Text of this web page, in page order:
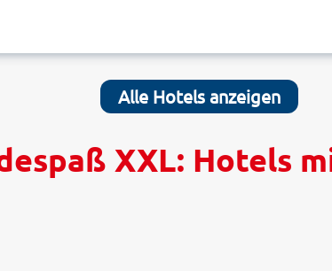
Alle Hotels anzeigen
XXL: Hotels